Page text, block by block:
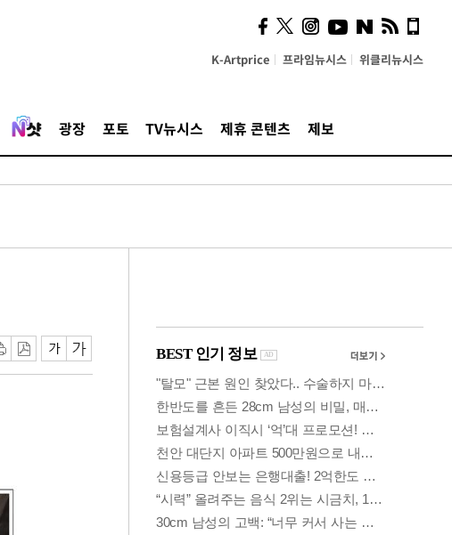
K-Artprice 프라임뉴시스 위클리뉴시스
광장 포토 TV뉴시스 제휴 콘텐츠 제보
시, 스마트폰 액세서리에
NFC 더했다